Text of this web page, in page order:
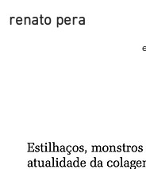
renato pera